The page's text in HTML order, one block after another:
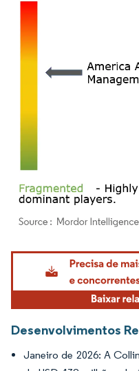
Imagem © Mordor Intelligence. O
Desenvolvimentos
Janeiro de 2026: A